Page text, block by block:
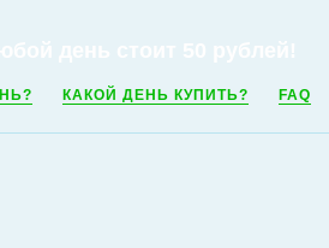
КАКОЙ ДЕНЬ КУПИТЬ? FAQ